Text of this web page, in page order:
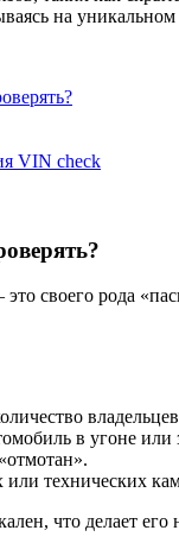
на
VIN check
своего рода
в угоне или
технических
что делает